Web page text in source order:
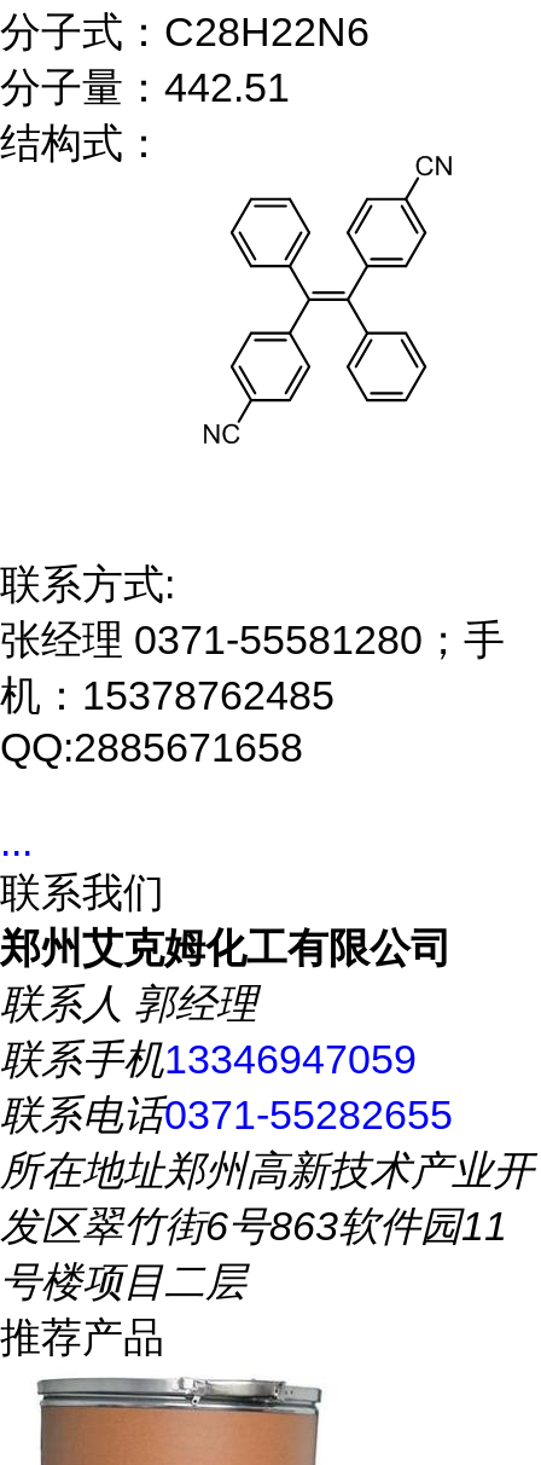
分子式：C28H22N6
分子量：442.51
结构式：
联系方式:
张经理 0371-55581280；手
机：15378762485
QQ:2885671658
...
联系我们
郑州艾克姆化工有限公司
联系人 郭经理
联系手机13346947059
联系电话0371-55282655
所在地址郑州高新技术产业开
发区翠竹街6号863软件园11
号楼项目二层
推荐产品